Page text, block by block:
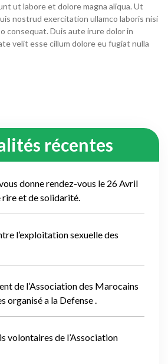
ut labore et dolore magna aliqua. Ut
nostrud exercitation ullamco laboris nisi
consequat. Duis aute irure dolor in
velit esse cillum dolore eu fugiat nulla
récentes
donne rendez-vous le 26 Avril
et de solidarité.
l’exploitation sexuelle des
de l’Association des Marocains
organisé a la Defense .
volontaires de l’Association